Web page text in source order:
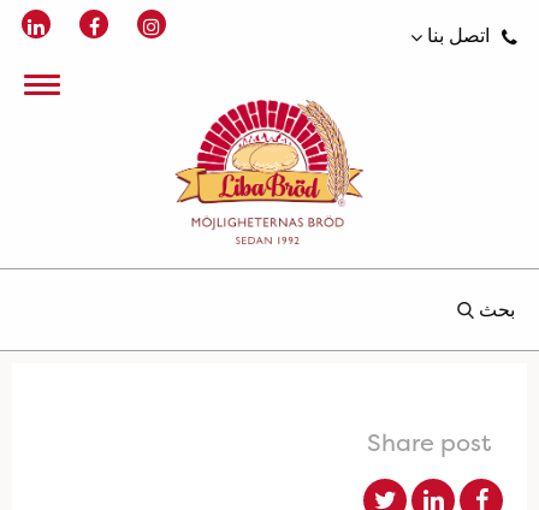
اتصل بنا
بحث
Share post